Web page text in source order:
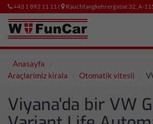
+43 1 892 11 11 | Rauchfangkehrergasse 32, A-
Anasayfa
Araçlarimiz kirala
Otomatik vitesli
Viyana'da bir VW